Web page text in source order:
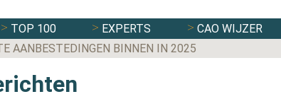
TOP 100 EXPERTS CAO WIJZER
AANBESTEDINGEN BINNEN IN 2025